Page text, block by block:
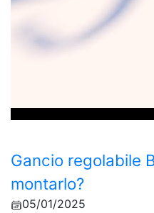
Gancio regolabile
montarlo?
05/01/2025